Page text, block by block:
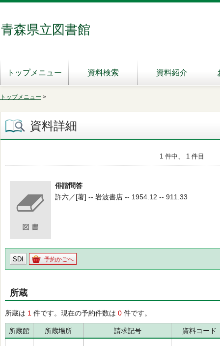
青森県立図書館
トップメニュー 資料検索 資料紹介
トップメニュー >
資料詳細
1 件中、 1 件目
俳諧問答
許六／[著] -- 岩波書店 -- 1954.12 -- 911.33
SDI 予約かごへ
所蔵
所蔵は 1 件です。現在の予約件数は 0 件です。
所蔵館 所蔵場所 請求記号 資料コード